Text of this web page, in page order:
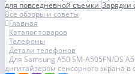
для повседневной съемкиЗарядки
Все обзоры и советы
Главная
Каталог товаров
Телефоны
Детали телефонов
Для Samsung A50 SM-A505FN/DS
дигитайзером сенсорного экрана